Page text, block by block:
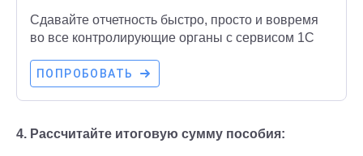
Сдавайте отчетность быстро, просто и вовремя
во все контролирующие органы с сервисом 1С
ПОПРОБОВАТЬ
4. Рассчитайте итоговую сумму пособия: